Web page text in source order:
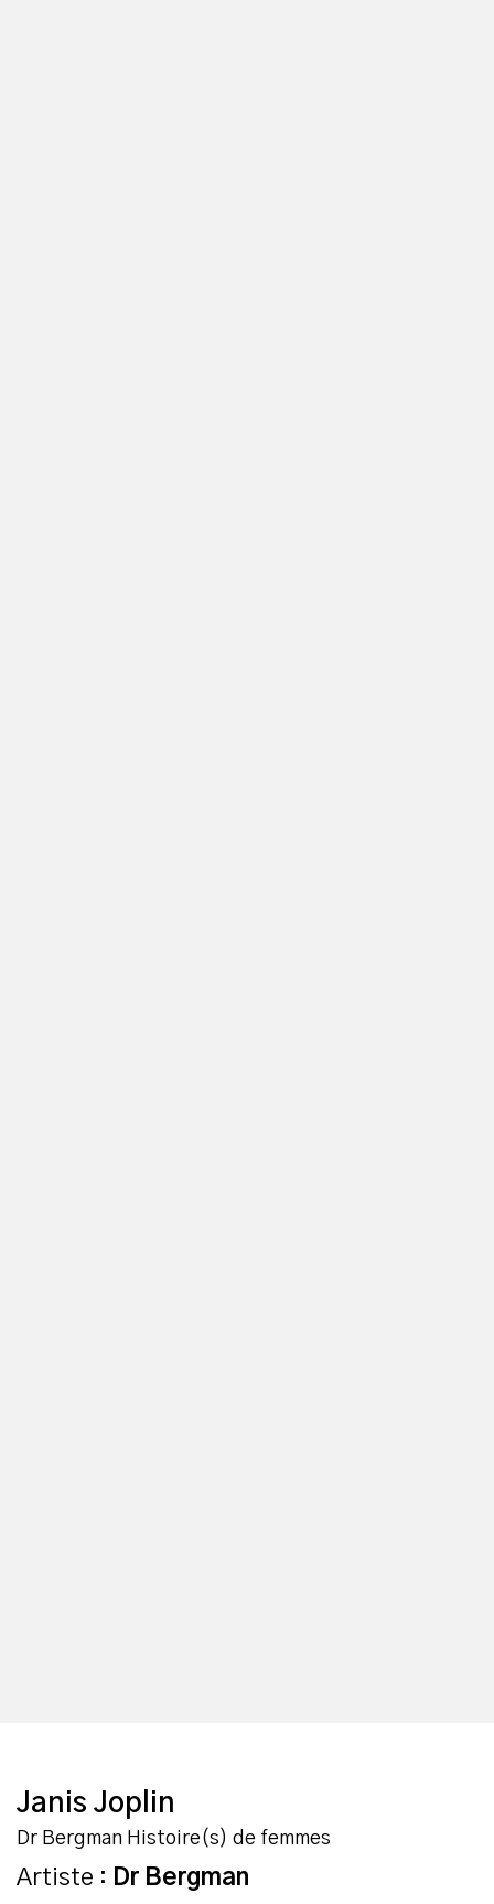
Janis Joplin
Dr Bergman Histoire(s) de femmes
Artiste : Dr Bergman